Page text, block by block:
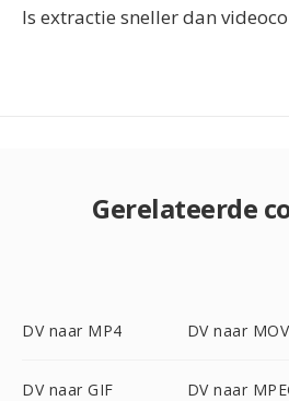
Is extractie sneller dan
Gerelateerde
DV naar MP4 DV naar MOV
DV naar GIF DV naar